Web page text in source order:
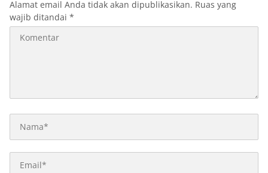
Alamat email Anda tidak akan dipublikasikan. Ruas yang
wajib ditandai *